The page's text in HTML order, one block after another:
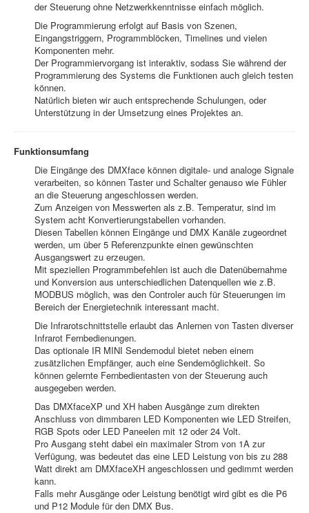
der Steuerung ohne Netzwerkkenntnisse einfach möglich.
Die Programmierung erfolgt auf Basis von Szenen,
Eingangstriggern, Programmblöcken, Timelines und vielen
Komponenten mehr.
Der Programmiervorgang ist interaktiv, sodass Sie während der
Programmierung des Systems die Funktionen auch gleich testen
können.
Natürlich bieten wir auch entsprechende Schulungen, oder
Unterstützung in der Umsetzung eines Projektes an.
Funktionsumfang
Die Eingänge des DMXface können digitale- und analoge Signale
verarbeiten, so können Taster und Schalter genauso wie Fühler
an die Steuerung angeschlossen werden.
Zum Anzeigen von Messwerten als z.B. Temperatur, sind im
System acht Konvertierungstabellen vorhanden.
Diesen Tabellen können Eingänge und DMX Kanäle zugeordnet
werden, um über 5 Referenzpunkte einen gewünschten
Ausgangswert zu erzeugen.
Mit speziellen Programmbefehlen ist auch die Datenübernahme
und Konversion aus unterschiedlichen Datenquellen wie z.B.
MODBUS möglich, was den Controler auch für Steuerungen im
Bereich der Energietechnik interessant macht.
Die Infrarotschnittstelle erlaubt das Anlernen von Tasten diverser
Infrarot Fernbedienungen.
Das optionale IR MINI Sendemodul bietet neben einem
zusätzlichen Empfänger, auch eine Sendemöglichkeit. So
können gelernte Fernbedientasten von der Steuerung auch
ausgegeben werden.
Das DMXfaceXP und XH haben Ausgänge zum direkten
Anschluss von dimmbaren LED Komponenten wie LED Streifen,
RGB Spots oder LED Paneelen mit 12 oder 24 Volt.
Pro Ausgang steht dabei ein maximaler Strom von 1A zur
Verfügung, was bedeutet das eine LED Leistung von bis zu 288
Watt direkt am DMXfaceXH angeschlossen und gedimmt werden
kann.
Falls mehr Ausgänge oder Leistung benötigt wird gibt es die P6
und P12 Module für den DMX Bus.